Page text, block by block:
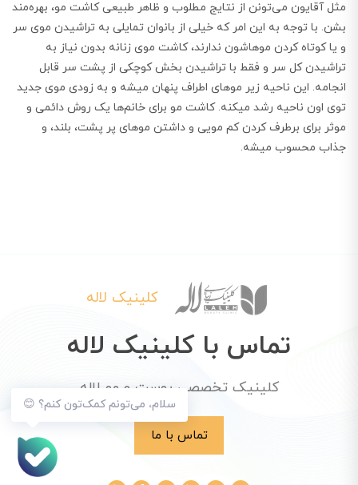
مثل آقایون می‌تونن از نتایج مطلوب و ظاهر طبیعی کاشت مو، بهره‌مند
بشن. با توجه به این امر که خیلی از بانوان تمایلی به تراشیدن موی سر
و یا کوتاه کردن مو‌هاشون ندارند، کاشت موی زنانه بدون نیاز به
تراشیدن کل سر و فقط با تراشیدن بخش کوچکی از پشت سر قابل
انجامه. این ناحیه زیر موهای اطراف پنهان میشه و به زودی موی جدید
توی اون ناحیه رشد میکنه. کاشت مو برای خانم‌ها یک روش دائمی و
موثر برای برطرف کردن کم مویی و داشتن مو‌های پر پشت، بلند، و
جذاب محسوب میشه.
سلام، می‌تونم کمک‌تون کنم؟ 😊
کلینیک لاله
تماس با کلینیک لاله
کلینیک تخصصی پوست و مو لاله
تماس با ما